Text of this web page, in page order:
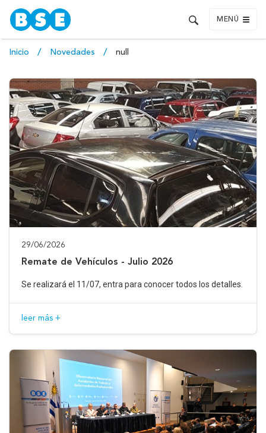
MENÚ
Inicio Novedades null
29/06/2026
Remate de Vehículos - Julio 2026
Se realizará el 11/07, entra para conocer todos los detalles.
leer más +